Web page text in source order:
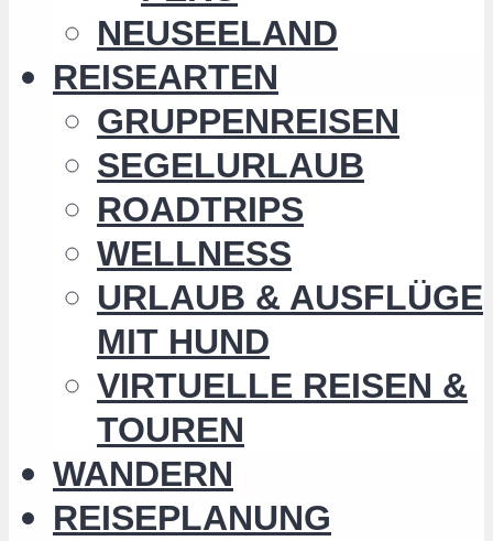
NEUSEELAND
REISEARTEN
GRUPPENREISEN
SEGELURLAUB
ROADTRIPS
WELLNESS
URLAUB & AUSFLÜGE
MIT HUND
VIRTUELLE REISEN &
TOUREN
WANDERN
REISEPLANUNG